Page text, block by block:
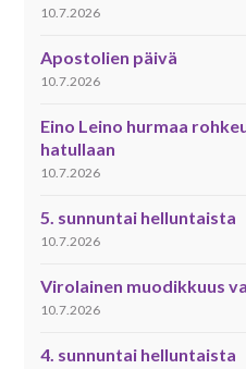
10.7.2026
Apostolien päivä
10.7.2026
Eino Leino hurmaa
hatullaan
10.7.2026
5. sunnuntai helluntaista
10.7.2026
Virolainen muodikkuus
10.7.2026
4. sunnuntai helluntaista